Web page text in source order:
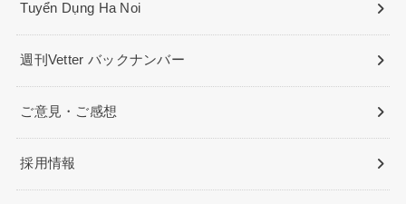
Tuyển Dụng Ha Noi
週刊Vetter バックナンバー
ご意見・ご感想
採用情報